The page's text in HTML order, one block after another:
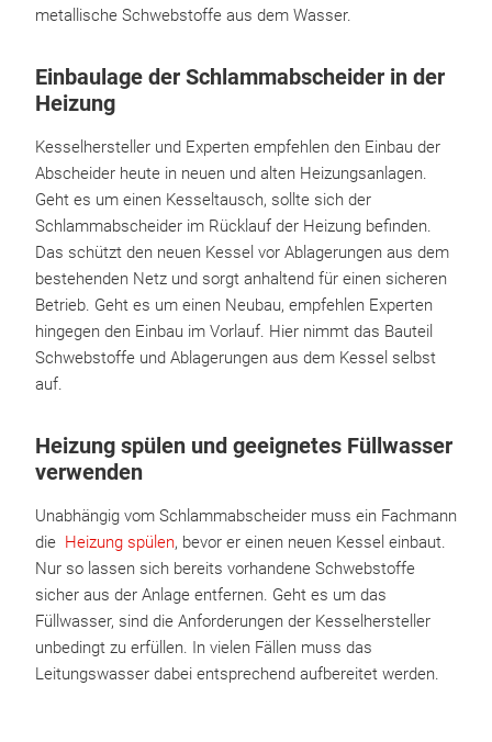
metallische Schwebstoffe aus dem Wasser.
Einbaulage der Schlammabscheider in der
Heizung
Kesselhersteller und Experten empfehlen den Einbau der
Abscheider heute in neuen und alten Heizungsanlagen.
Geht es um einen Kesseltausch, sollte sich der
Schlammabscheider im Rücklauf der Heizung befinden.
Das schützt den neuen Kessel vor Ablagerungen aus dem
bestehenden Netz und sorgt anhaltend für einen sicheren
Betrieb. Geht es um einen Neubau, empfehlen Experten
hingegen den Einbau im Vorlauf. Hier nimmt das Bauteil
Schwebstoffe und Ablagerungen aus dem Kessel selbst
auf.
Heizung spülen und geeignetes Füllwasser
verwenden
Unabhängig vom Schlammabscheider muss ein Fachmann
die Heizung spülen, bevor er einen neuen Kessel einbaut.
Nur so lassen sich bereits vorhandene Schwebstoffe
sicher aus der Anlage entfernen. Geht es um das
Füllwasser, sind die Anforderungen der Kesselhersteller
unbedingt zu erfüllen. In vielen Fällen muss das
Leitungswasser dabei entsprechend aufbereitet werden.